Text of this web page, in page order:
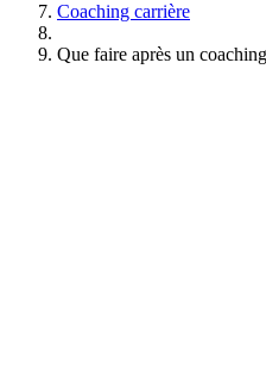
Coaching carrière
Que faire après un